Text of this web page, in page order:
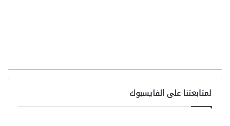
لمتابعتنا على الفايسبوك